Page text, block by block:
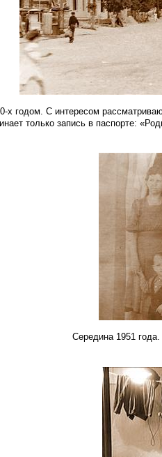
х годом. С интересом
только запись в паспорте:
Середина 1951